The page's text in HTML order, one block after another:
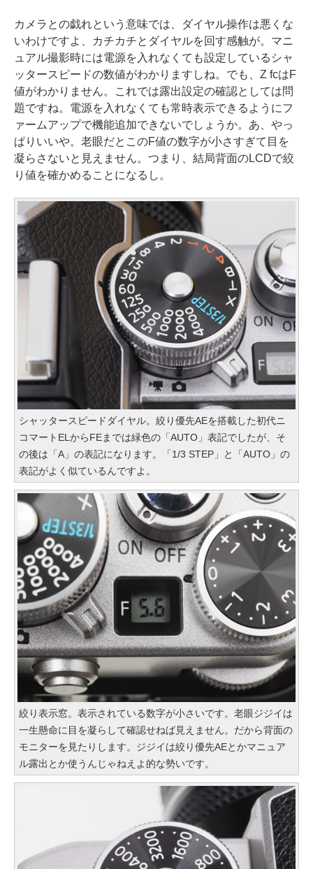
カメラとの戯れという意味では、ダイヤル操作は悪くな
いわけですよ、カチカチとダイヤルを回す感触が。マニ
ュアル撮影時には電源を入れなくても設定しているシャ
ッタースピードの数値がわかりますしね。でも、Z fcはF
値がわかりません。これでは露出設定の確認としては問
題ですね。電源を入れなくても常時表示できるようにフ
ァームアップで機能追加できないでしょうか。あ、やっ
ぱりいいや。老眼だとこのF値の数字が小さすぎて目を
凝らさないと見えません。つまり、結局背面のLCDで絞
り値を確かめることになるし。
シャッタースピードダイヤル。絞り優先AEを搭載した初代ニ
コマートELからFEまでは緑色の「AUTO」表記でしたが、そ
の後は「A」の表記になります。「1/3 STEP」と「AUTO」の
表記がよく似ているんですよ。
絞り表示窓。表示されている数字が小さいです。老眼ジジイは
一生懸命に目を凝らして確認せねば見えません。だから背面の
モニターを見たりします。ジジイは絞り優先AEとかマニュア
ル露出とか使うんじゃねえよ的な勢いです。